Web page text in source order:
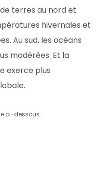
terres au nord et
hivernales et
Au sud, les océans
modérées. Et la
exerce plus
ci-dessous